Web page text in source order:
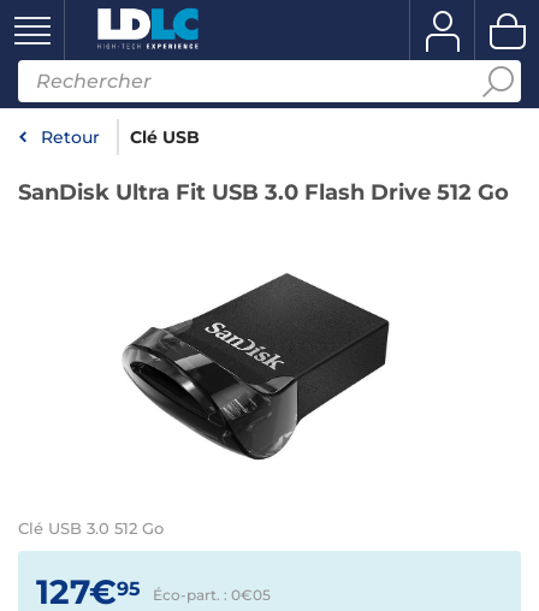
Retour Clé USB
SanDisk Ultra Fit USB 3.0 Flash Drive 512 Go
Clé USB 3.0 512 Go
127€95 Éco-part. : 0€05